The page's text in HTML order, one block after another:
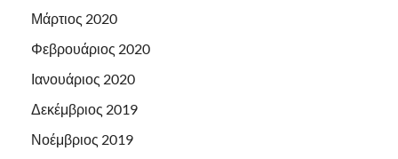
Μάρτιος 2020
Φεβρουάριος 2020
Ιανουάριος 2020
Δεκέμβριος 2019
Νοέμβριος 2019